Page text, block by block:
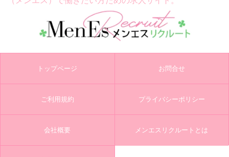
トップページ お問合せ
ご利用規約 プライバシーポリシー
会社概要 メンエスリクルートとは